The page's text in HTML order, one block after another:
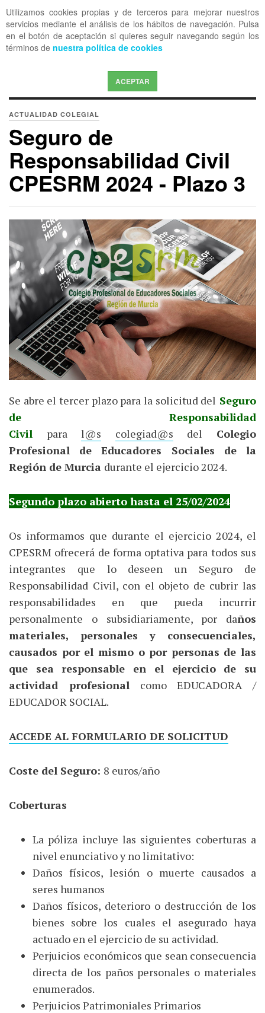
Utilizamos cookies propias y de terceros para mejorar nuestros
servicios mediante el análisis de los hábitos de navegación. Pulsa
en el botón de aceptación si quieres seguir navegando según los
términos de nuestra política de cookies
ACEPTAR
OFF CANVAS
ACTUALIDAD COLEGIAL
Seguro de
Responsabilidad Civil
CPESRM 2024 - Plazo 3
Se abre el tercer plazo para la solicitud del Seguro
de Responsabilidad
Civil paral@s colegiad@s del Colegio
Profesional de Educadores Sociales de la
Región de Murcia durante el ejercicio 2024.
Segundo plazo abierto hasta el 25/02/2024
Os informamos que durante el ejercicio 2024, el
CPESRM ofrecerá de forma optativa para todos sus
integrantes que lo deseen un Seguro de
Responsabilidad Civil, con el objeto de cubrir las
responsabilidades en que pueda incurrir
personalmente o subsidiariamente, por daños
materiales, personales y consecuenciales,
causados por el mismo o por personas de las
que sea responsable en el ejercicio de su
actividad profesional como EDUCADORA /
EDUCADOR SOCIAL.
ACCEDE AL FORMULARIO DE SOLICITUD
Coste del Seguro: 8 euros/año
Coberturas
La póliza incluye las siguientes coberturas a
nivel enunciativo y no limitativo:
Daños físicos, lesión o muerte causados a
seres humanos
Daños físicos, deterioro o destrucción de los
bienes sobre los cuales el asegurado haya
actuado en el ejercicio de su actividad.
Perjuicios económicos que sean consecuencia
directa de los paños personales o materiales
enumerados.
Perjuicios Patrimoniales Primarios